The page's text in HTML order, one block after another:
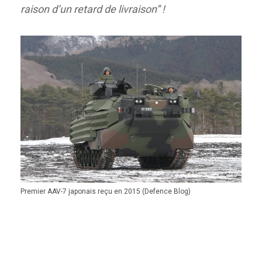
raison d’un retard de livraison” !
Premier AAV-7 japonais reçu en 2015 (Defence Blog)